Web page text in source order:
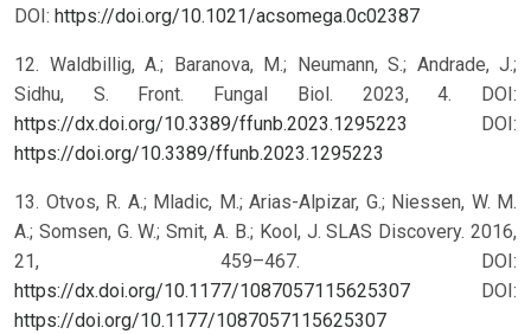
DOI: https://doi.org/10.1021/acsomega.0c02387
12. Waldbillig, A.; Baranova, M.; Neumann, S.; Andrade, J.;
Sidhu, S. Front. Fungal Biol. 2023, 4. DOI:
https://dx.doi.org/10.3389/ffunb.2023.1295223
DOI:
https://doi.org/10.3389/ffunb.2023.1295223
13. Otvos, R. A.; Mladic, M.; Arias-Alpizar, G.; Niessen, W. M.
A.; Somsen, G. W.; Smit, A. B.; Kool, J. SLAS Discovery. 2016,
21, 459–467. DOI:
https://dx.doi.org/10.1177/1087057115625307
DOI:
https://doi.org/10.1177/1087057115625307